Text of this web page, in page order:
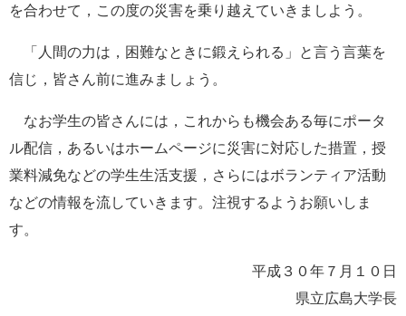
を合わせて，この度の災害を乗り越えていきましよう。
「人間の力は，困難なときに鍛えられる」と言う言葉を
信じ，皆さん前に進みましょう。
なお学生の皆さんには，これからも機会ある毎にポータ
ル配信，あるいはホームページに災害に対応した措置，授
業料減免などの学生生活支援，さらにはボランティア活動
などの情報を流していきます。注視するようお願いしま
す。
平成３０年７月１０日
県立広島大学長